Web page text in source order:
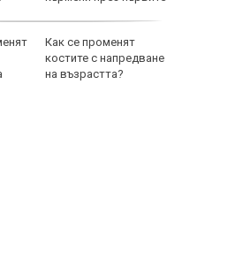
Как се променят
костите с напредване
на възрастта?